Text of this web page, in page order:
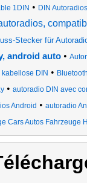
1DIN • DIN
Stecker für
android auto•
DIN •
• autoradio DIN avec
Android • autoradio
Cars Autos Fahrzeuge